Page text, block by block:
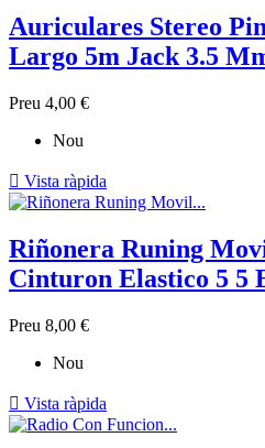
Auriculares Stereo
Largo 5m Jack 3.5
Preu 4,00 €
Nou
 Vista ràpida
Riñonera Runing
Cinturon Elastico 5 5
Preu 8,00 €
Nou
 Vista ràpida